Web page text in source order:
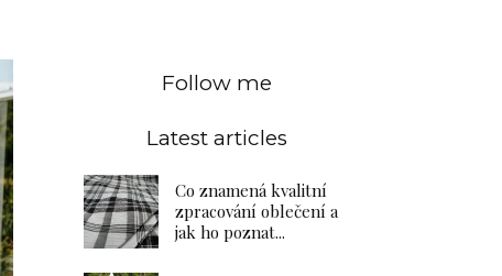
Follow me
Latest articles
Co znamená kvalitní
zpracování oblečení a
jak ho poznat...